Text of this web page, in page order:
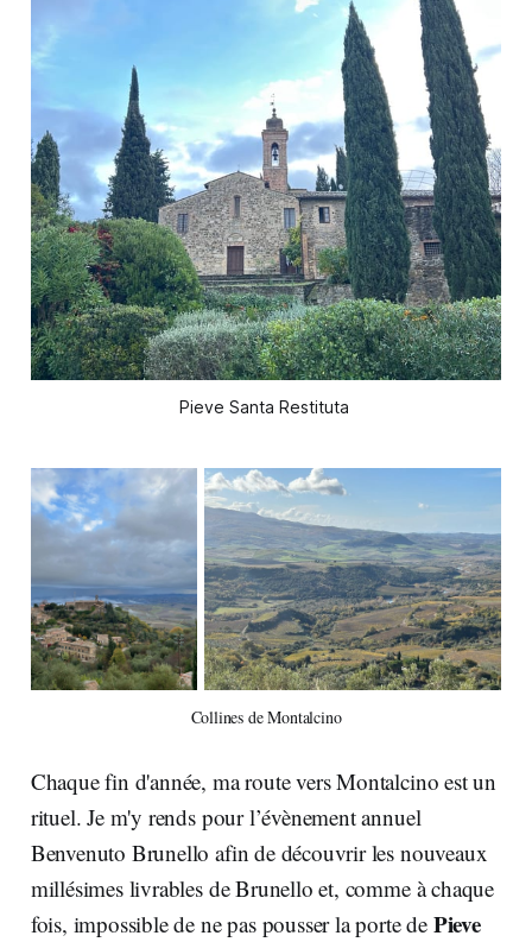
Pieve Santa Restituta
Collines de Montalcino
Chaque fin d'année, ma route vers Montalcino est un
rituel. Je m'y rends pour l’évènement annuel
Benvenuto Brunello afin de découvrir les nouveaux
millésimes livrables de Brunello et, comme à chaque
fois, impossible de ne pas pousser la porte de Pieve